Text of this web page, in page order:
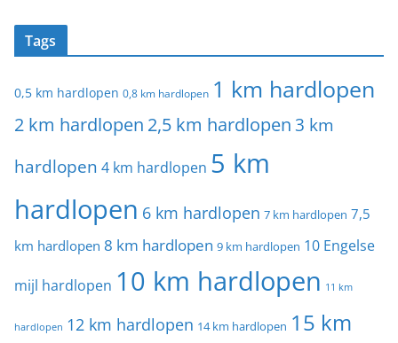
Tags
0,5 km hardlopen 0,8 km hardlopen 1 km hardlopen
2 km hardlopen 2,5 km hardlopen 3 km
hardlopen 4 km hardlopen 5 km
hardlopen 6 km hardlopen 7 km hardlopen 7,5
km hardlopen 8 km hardlopen 9 km hardlopen 10 Engelse
mijl hardlopen 10 km hardlopen 11 km
hardlopen 12 km hardlopen 14 km hardlopen 15 km